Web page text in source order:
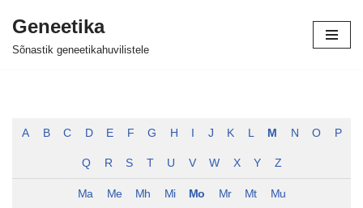
Skip
Geneetika
Sõnastik geneetikahuvilistele
A B C D E F G H J K L M N O P
Q R S T U V W X Y Z
Ma Me Mh Mi Mo Mr Mt Mu